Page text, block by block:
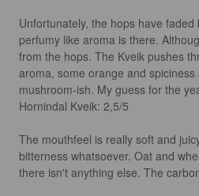
Unfortunately, the hops have
perfumy like aroma is there.
from the hops. The Kveik pushes
aroma, some orange and
mushroom-ish. My guess for the
Hornindal Kveik: 2,5/5
The mouthfeel is really soft and
bitterness whatsoever. Oat and
there isn't anything else. The